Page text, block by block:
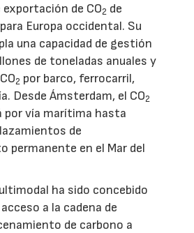
de CO2 de
Europa occidental. Su
una capacidad de gestión
de toneladas anuales y
2 por barco, ferrocarril,
Desde Ámsterdam, el CO2
por vía marítima hasta
de
permanente en el Mar del
ha sido concebido
a la cadena de
de carbono a